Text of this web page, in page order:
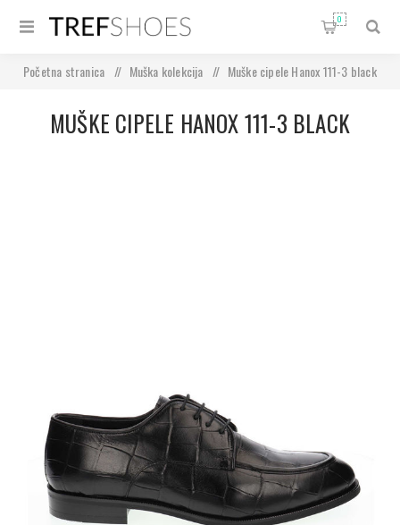
0
Početna stranica / Muška kolekcija / Muške cipele Hanox 111-3 black
MUŠKE CIPELE HANOX 111-3 BLACK